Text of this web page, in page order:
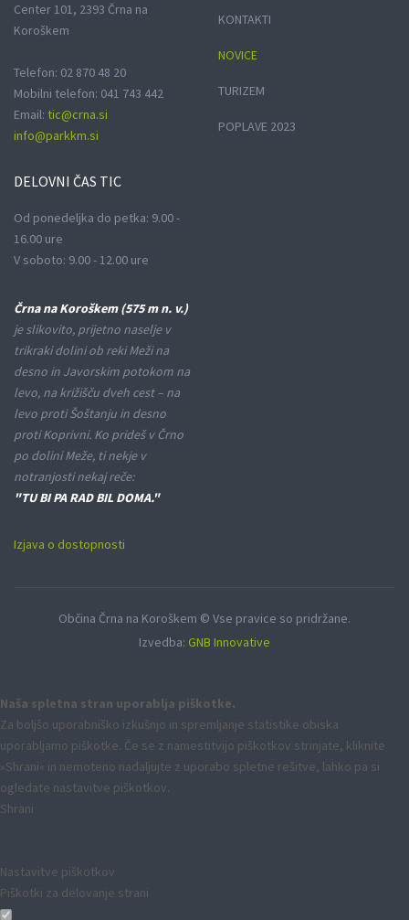
Center 101, 2393 Črna na
Koroškem
Telefon: 02 870 48 20
Mobilni telefon: 041 743 442
Email: tic@crna.si
info@parkkm.si
DELOVNI ČAS TIC
Od ponedeljka do petka: 9.00 -
16.00 ure
V soboto: 9.00 - 12.00 ure
KONTAKTI
NOVICE
TURIZEM
POPLAVE 2023
Črna na Koroškem (575 m n. v.)
je slikovito, prijetno naselje v
trikraki dolini ob reki Meži na
desno in Javorskim potokom na
levo, na križišču dveh cest – na
levo proti Šoštanju in desno
proti Koprivni. Ko prideš v Črno
po dolini Meže, ti nekje v
notranjosti nekaj reče:
"TU BI PA RAD BIL DOMA."
Izjava o dostopnosti
Občina Črna na Koroškem © Vse pravice so pridržane.
Izvedba: GNB Innovative
Naša spletna stran uporablja piškotke.
Za boljšo uporabniško izkušnjo in spremljanje statistike obiska
uporabljamo piškotke. Če se z namestitvijo piškotkov strinjate, kliknite
»Shrani« in nemoteno nadaljujte z uporabo spletne rešitve, lahko pa si
ogledate nastavitve piškotkov.
Shrani
Nastavitve piškotkov
Piškotki za delovanje strani